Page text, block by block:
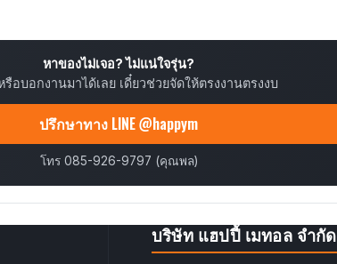
หาของไม่เจอ? ไม่แน่ใจรุ่น?
รือบอกงานมาได้เลย เดี๋ยวช่วยจัดให้ตรงงานตรงงบ
ปรึกษาทาง LINE @happym
โทร 085-926-9797 (คุณพล)
บริษัท แฮปปี้ เมทอล จำกัด